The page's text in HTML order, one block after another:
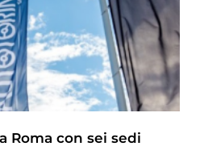
Roma con sei sedi